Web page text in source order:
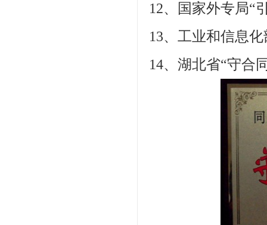
12、国家外专局“
13、工业和信息
14、湖北省“守合